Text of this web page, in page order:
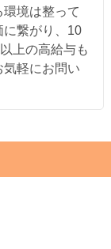
境は整って
に繋がり、10
上の高給与も
軽にお問い